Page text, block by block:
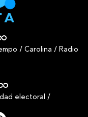
/ Carolina / Radio
electoral /